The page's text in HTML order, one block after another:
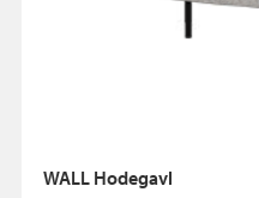
WALL Hodegavl